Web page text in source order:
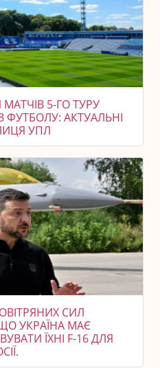
5-ГО ТУРУ
ФУТБОЛУ: АКТУАЛЬНІ
УПЛ
СИЛ
УКРАЇНА МАЄ
ЇХНІ F-16 ДЛЯ